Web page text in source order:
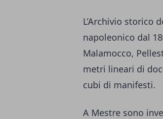
L’Archivio storico
napoleonico dal
Malamocco,
metri lineari di
cubi di manifesti.
A Mestre sono